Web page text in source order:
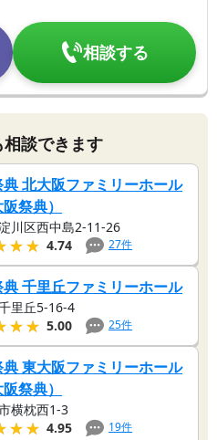
相談する
相談できます
典 北大阪ファミリーホール
阪祭典）
川区西中島2-11-26
4.74 27件
典 千里丘ファミリーホール
里丘5-16-4
5.00 25件
典 東大阪ファミリーホール
阪祭典）
横枕西1-3
4.95 19件